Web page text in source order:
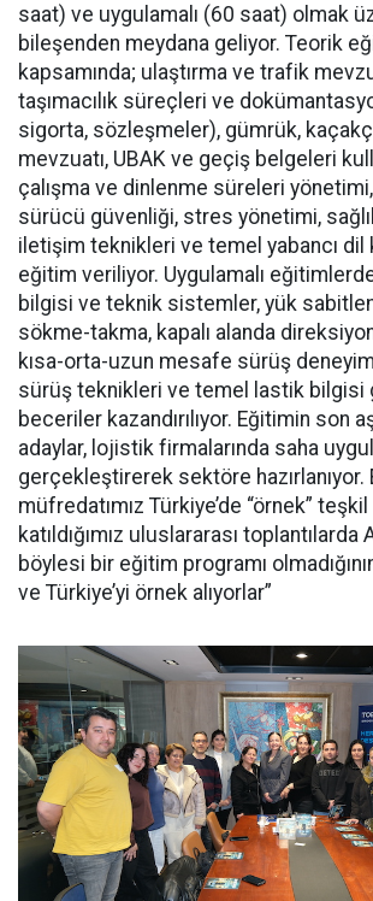
saat) ve uygulamalı (60 saat) olmak
bileşenden meydana geliyor. Teorik
kapsamında; ulaştırma ve trafik
taşımacılık süreçleri ve
sigorta, sözleşmeler), gümrük,
mevzuatı, UBAK ve geçiş belgeleri
çalışma ve dinlenme süreleri
sürücü güvenliği, stres yönetimi,
iletişim teknikleri ve temel yabancı dil
eğitim veriliyor. Uygulamalı
bilgisi ve teknik sistemler, yük
sökme-takma, kapalı alanda
kısa-orta-uzun mesafe sürüş
sürüş teknikleri ve temel lastik bilgisi
beceriler kazandırılıyor. Eğitimin son
adaylar, lojistik firmalarında saha
gerçekleştirerek sektöre hazırlanıyor.
müfredatımız Türkiye’de “örnek”
katıldığımız uluslararası toplantılarda
böylesi bir eğitim programı
ve Türkiye’yi örnek alıyorlar”